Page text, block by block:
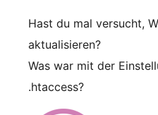
Hast du mal versucht,
aktualisieren?
Was war mit der
.htaccess?